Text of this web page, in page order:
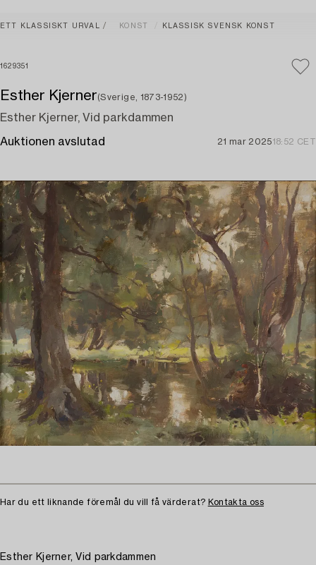
ETT KLASSISKT URVAL KONST KLASSISK SVENSK KONST
1629351
Esther Kjerner(Sverige, 1873-1952)
Esther Kjerner, Vid parkdammen
Auktionen avslutad 21 mar 202518:52 CET
Har du ett liknande föremål du vill få värderat? Kontakta oss
Esther Kjerner, Vid parkdammen